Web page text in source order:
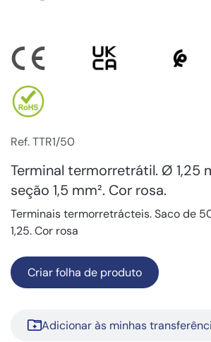
Ref. TTR1/50
Terminal termorretrátil. Ø 1,25
seção 1,5 mm². Cor rosa.
Terminais termorretrácteis. Saco de
1,25. Cor rosa
Criar folha de produto
Adicionar às minhas